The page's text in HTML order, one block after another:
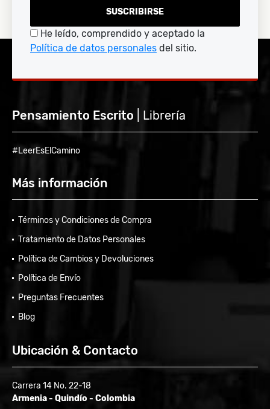
SUSCRIBIRSE
He leído, comprendido y aceptado la
Política de datos personales del sitio.
Pensamiento Escrito | Librería
#LeerEsElCamino
Más información
Términos y Condiciones de Compra
Tratamiento de Datos Personales
Política de Cambios y Devoluciones
Política de Envío
Preguntas Frecuentes
Blog
Ubicación & Contacto
Carrera 14 No. 22-18
Armenia - Quindío - Colombia